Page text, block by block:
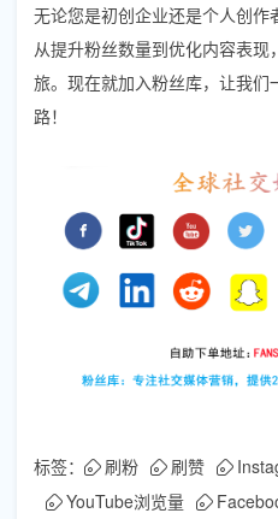
无论您是初创企业还是个人创作
从提升粉丝数量到优化内容表
旅。现在就加入粉丝库，让我们
路！
标签： 刷粉 刷赞
YouTube浏览量